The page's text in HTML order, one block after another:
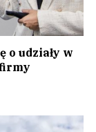
o udziały w